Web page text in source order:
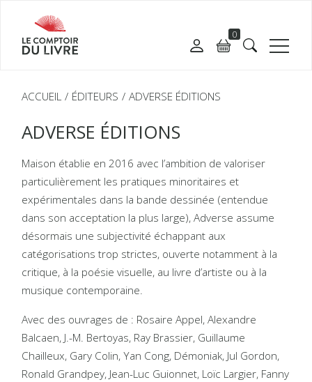
0
ACCUEIL ÉDITEURS ADVERSE ÉDITIONS
ADVERSE ÉDITIONS
Maison établie en 2016 avec l’ambition de valoriser
particulièrement les pratiques minoritaires et
expérimentales dans la bande dessinée (entendue
dans son acceptation la plus large), Adverse assume
désormais une subjectivité échappant aux
catégorisations trop strictes, ouverte notamment à la
critique, à la poésie visuelle, au livre d’artiste ou à la
musique contemporaine.
Avec des ouvrages de : Rosaire Appel, Alexandre
Balcaen, J.-M. Bertoyas, Ray Brassier, Guillaume
Chailleux, Gary Colin, Yan Cong, Démoniak, Jul Gordon,
Ronald Grandpey, Jean-Luc Guionnet, Loïc Largier, Fanny